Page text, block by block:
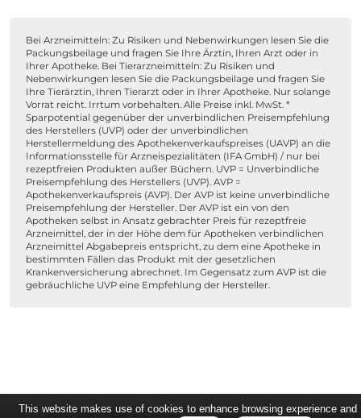
Bei Arzneimitteln: Zu Risiken und Nebenwirkungen lesen Sie die
Packungsbeilage und fragen Sie Ihre Ärztin, Ihren Arzt oder in
Ihrer Apotheke. Bei Tierarzneimitteln: Zu Risiken und
Nebenwirkungen lesen Sie die Packungsbeilage und fragen Sie
Ihre Tierärztin, Ihren Tierarzt oder in Ihrer Apotheke. Nur solange
Vorrat reicht. Irrtum vorbehalten. Alle Preise inkl. MwSt. *
Sparpotential gegenüber der unverbindlichen Preisempfehlung
des Herstellers (UVP) oder der unverbindlichen
Herstellermeldung des Apothekenverkaufspreises (UAVP) an die
Informationsstelle für Arzneispezialitäten (IFA GmbH) / nur bei
rezeptfreien Produkten außer Büchern. UVP = Unverbindliche
Preisempfehlung des Herstellers (UVP). AVP =
Apothekenverkaufspreis (AVP). Der AVP ist keine unverbindliche
Preisempfehlung der Hersteller. Der AVP ist ein von den
Apotheken selbst in Ansatz gebrachter Preis für rezeptfreie
Arzneimittel, der in der Höhe dem für Apotheken verbindlichen
Arzneimittel Abgabepreis entspricht, zu dem eine Apotheke in
bestimmten Fällen das Produkt mit der gesetzlichen
Krankenversicherung abrechnet. Im Gegensatz zum AVP ist die
gebräuchliche UVP eine Empfehlung der Hersteller.
This website makes use of cookies to enhance browsing experience and